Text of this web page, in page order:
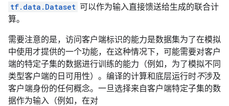
tf.data.Dataset 可以作为输入直接馈送给生成的联合计
算。
需要注意的是，访问客户端标识的能力是数据集为了在模拟
中使用才提供的一个功能，在这种情况下，可能需要对客户
端的特定子集的数据进行训练的能力（例如，为了模拟不同
类型客户端的日可用性）。编译的计算和底层运行时不涉及
客户端身份的任何概念。一旦选择来自客户端特定子集的数
据作为输入（例如，在对